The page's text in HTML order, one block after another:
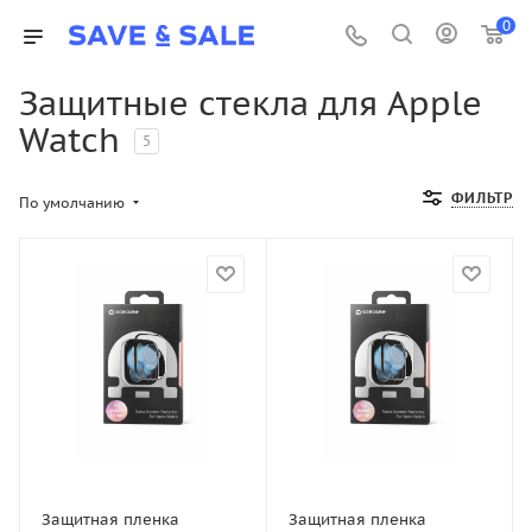
0
Защитные стекла для Apple
Watch
5
ФИЛЬТР
По умолчанию
Защитная пленка
Защитная пленка